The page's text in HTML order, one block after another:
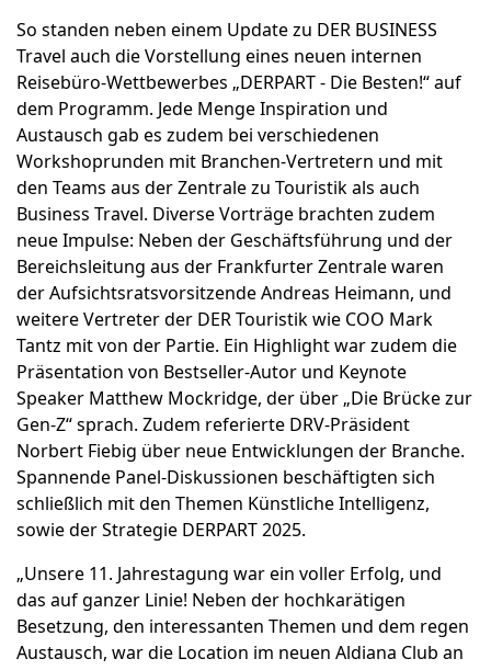
So standen neben einem Update zu DER BUSINESS
Travel auch die Vorstellung eines neuen internen
Reisebüro-Wettbewerbes „DERPART - Die Besten!“ auf
dem Programm. Jede Menge Inspiration und
Austausch gab es zudem bei verschiedenen
Workshoprunden mit Branchen-Vertretern und mit
den Teams aus der Zentrale zu Touristik als auch
Business Travel. Diverse Vorträge brachten zudem
neue Impulse: Neben der Geschäftsführung und der
Bereichsleitung aus der Frankfurter Zentrale waren
der Aufsichtsratsvorsitzende Andreas Heimann, und
weitere Vertreter der DER Touristik wie COO Mark
Tantz mit von der Partie. Ein Highlight war zudem die
Präsentation von Bestseller-Autor und Keynote
Speaker Matthew Mockridge, der über „Die Brücke zur
Gen-Z“ sprach. Zudem referierte DRV-Präsident
Norbert Fiebig über neue Entwicklungen der Branche.
Spannende Panel-Diskussionen beschäftigten sich
schließlich mit den Themen Künstliche Intelligenz,
sowie der Strategie DERPART 2025.
„Unsere 11. Jahrestagung war ein voller Erfolg, und
das auf ganzer Linie! Neben der hochkarätigen
Besetzung, den interessanten Themen und dem regen
Austausch, war die Location im neuen Aldiana Club an